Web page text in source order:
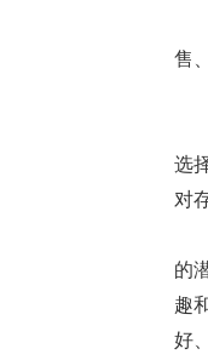
售
选
对
的
趣
好